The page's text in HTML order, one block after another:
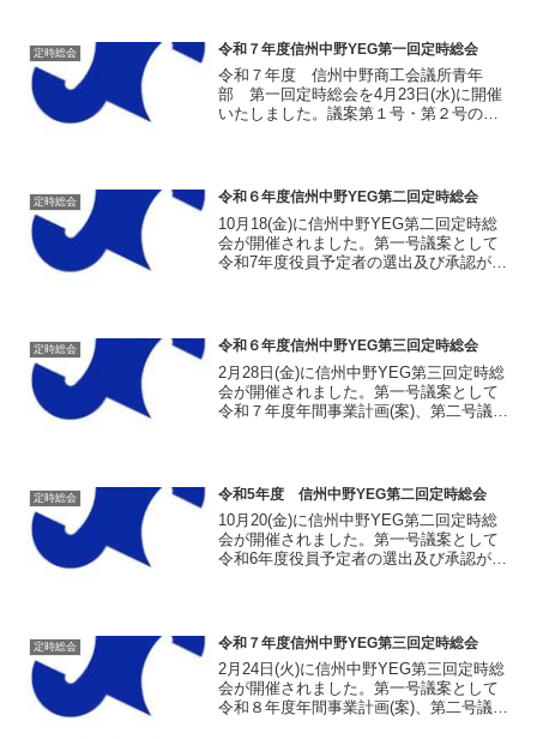
について、第2号議案として「令和８年度
定時総会 令和７年度信州中野YEG第一回定時総会
令和７年度 信州中野商工会議所青年
部 第一回定時総会を4月23日(水)に開催
いたしました。議案第１号・第２号の承
補正予算(案)の決...
定時総会 令和６年度信州中野YEG第二回定時総会
10月18(金)に信州中野YEG第二回定時総
会が開催されました。第一号議案として
令和7年度役員予定者の選出及び承認が行
明が行われ、満...
定時総会 令和６年度信州中野YEG第三回定時総会
2月28日(金)に信州中野YEG第三回定時総
会が開催されました。第一号議案として
令和７年度年間事業計画(案)、第二号議案
年度の主...
定時総会 令和5年度 信州中野YEG第二回定時総会
10月20(金)に信州中野YEG第二回定時総
会が開催されました。第一号議案として
令和6年度役員予定者の選出及び承認が行
の紹介を行い...
定時総会 令和７年度信州中野YEG第三回定時総会
2月24日(火)に信州中野YEG第三回定時総
会が開催されました。第一号議案として
令和８年度年間事業計画(案)、第二号議案